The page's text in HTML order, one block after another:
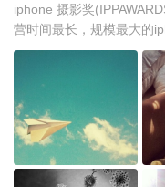
iphone 摄影奖
营时间最长，规模最大的